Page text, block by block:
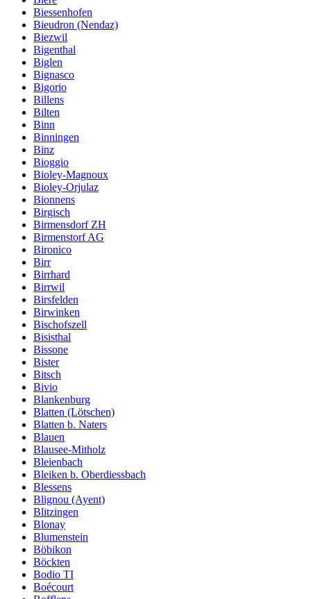
Biessenhofen
Bieudron (Nendaz)
Biezwil
Bigenthal
Biglen
Bignasco
Bigorio
Billens
Bilten
Binn
Binningen
Binz
Bioggio
Bioley-Magnoux
Bioley-Orjulaz
Bionnens
Birgisch
Birmensdorf ZH
Birmenstorf AG
Bironico
Birr
Birrhard
Birrwil
Birsfelden
Birwinken
Bischofszell
Bisisthal
Bissone
Bister
Bitsch
Bivio
Blankenburg
Blatten (Lötschen)
Blatten b. Naters
Blauen
Blausee-Mitholz
Bleienbach
Bleiken b. Oberdiessbach
Blessens
Blignou (Ayent)
Blitzingen
Blonay
Blumenstein
Böbikon
Böckten
Bodio TI
Boécourt